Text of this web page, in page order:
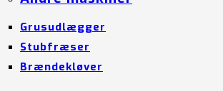
Grusudlægger
Stubfræser
Brændekløver